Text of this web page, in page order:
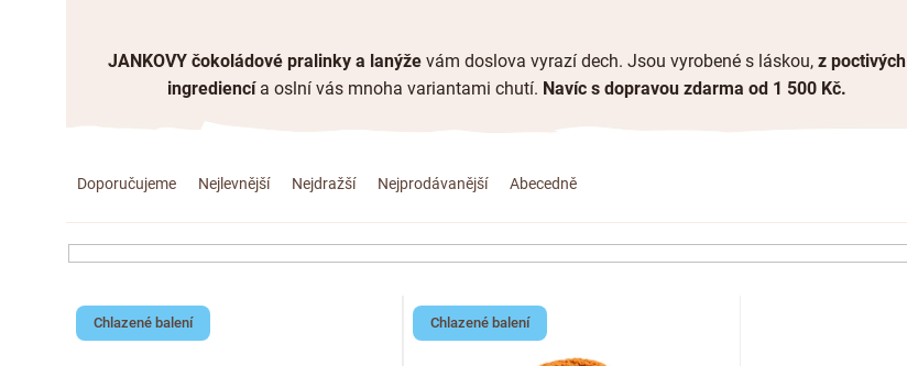
JANKOVY čokoládové pralinky a lanýževám doslova vyrazí dech. Jsou vyrobené s láskou, z poctivých
ingrediencía oslní vás mnoha variantami chutí. Navíc s dopravou zdarma od 1 500 Kč.
Ř
a
z
e
Doporučujeme Nejlevnější Nejdražší Nejprodávanější Abecedně
V Chlazené balení Chlazené balení